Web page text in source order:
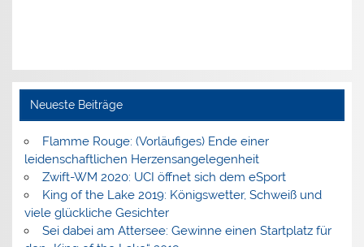
Neueste Beiträge
Flamme Rouge: (Vorläufiges) Ende einer
leidenschaftlichen Herzensangelegenheit
Zwift-WM 2020: UCI öffnet sich dem eSport
King of the Lake 2019: Königswetter, Schweiß und
viele glückliche Gesichter
Sei dabei am Attersee: Gewinne einen Startplatz für